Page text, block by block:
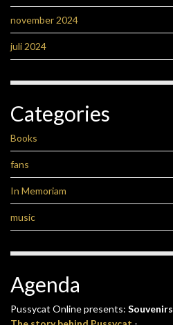
november 2024
juli 2024
Categories
Books
fans
In Memoriam
music
Agenda
Pussycat Online presents: Souvenirs